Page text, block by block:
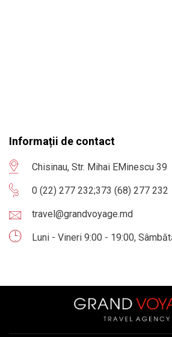
Informații de contact
Chisinau, Str. Mihai EMinescu 39
0 (22) 277 232;373 (68) 277 232
travel@grandvoyage.md
Luni - Vineri 9:00 - 19:00,